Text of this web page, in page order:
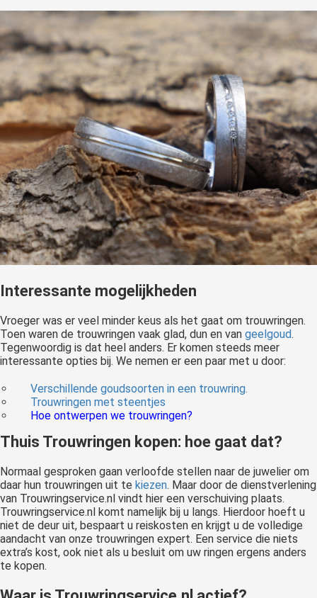
Interessante mogelijkheden
Vroeger was er veel minder keus als het gaat om trouwringen.
Toen waren de trouwringen vaak glad, dun en van geelgoud.
Tegenwoordig is dat heel anders. Er komen steeds meer
interessante opties bij. We nemen er een paar met u door:
Verschillende goudsoorten in een trouwring.
Trouwringen met steentjes
Hoe ontwerpen we trouwringen?
Thuis Trouwringen kopen: hoe gaat dat?
Normaal gesproken gaan verloofde stellen naar de juwelier om
daar hun trouwringen uit te kiezen. Maar door de dienstverlening
van Trouwringservice.nl vindt hier een verschuiving plaats.
Trouwringservice.nl komt namelijk bij u langs. Hierdoor hoeft u
niet de deur uit, bespaart u reiskosten en krijgt u de volledige
aandacht van onze trouwringen expert. Een service die niets
extra’s kost, ook niet als u besluit om uw ringen ergens anders
te kopen.